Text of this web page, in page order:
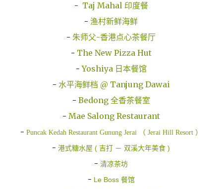
- Taj Mahal 印度餐
- 渔村新鲜海鲜
- 朱师父-香港点心茶餐厅
- The New Pizza Hut
-Yoshiya 日本餐馆
- 水平海鲜档 @ Tanjung Dawai
- Bedong 全香茶餐室
- Mae Salong Restaurant
- Puncak Kedah Restaurant Gunung Jerai （ Jerai Hill Resort ）
- 港式糖水屋 ( 吉打 － 双溪大年美食 )
- 清凉茶坊
- Le Boss 餐馆